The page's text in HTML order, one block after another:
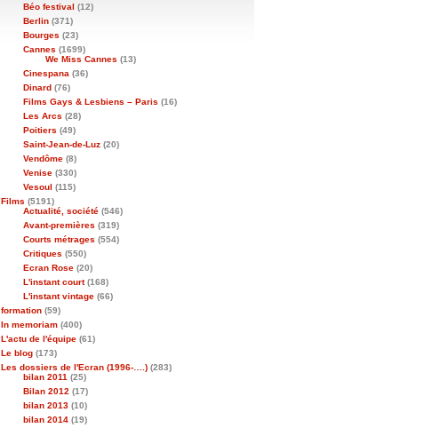
Béo festival (12)
Berlin (371)
Bourges (23)
Cannes (1699)
We Miss Cannes (13)
Cinespana (36)
Dinard (76)
Films Gays & Lesbiens – Paris (16)
Les Arcs (28)
Poitiers (49)
Saint-Jean-de-Luz (20)
Vendôme (8)
Venise (330)
Vesoul (115)
Films (5191)
Actualité, société (546)
Avant-premières (319)
Courts métrages (554)
Critiques (550)
Ecran Rose (20)
L'instant court(168)
L'instant vintage (66)
formation (59)
In memoriam (400)
L'actu de l'équipe (61)
Le blog (173)
Les dossiers de l'Ecran (1996-….) (283)
bilan 2011 (25)
Bilan 2012 (17)
bilan 2013 (10)
bilan 2014 (19)